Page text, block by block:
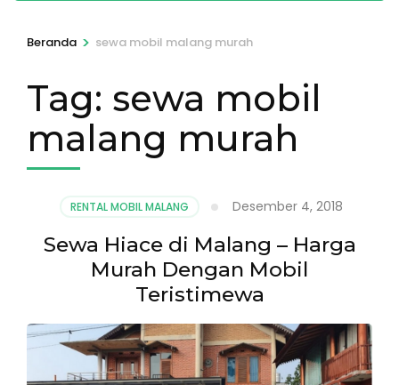
Beranda > sewa mobil malang murah
Tag: sewa mobil
malang murah
RENTAL MOBIL MALANG Desember 4, 2018
Sewa Hiace di Malang – Harga
Murah Dengan Mobil
Teristimewa